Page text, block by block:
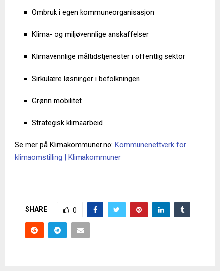
Ombruk i egen kommuneorganisasjon
Klima- og miljøvennlige anskaffelser
Klimavennlige måltidstjenester i offentlig sektor
Sirkulære løsninger i befolkningen
Grønn mobilitet
Strategisk klimaarbeid
Se mer på Klimakommuner.no: Kommunenettverk for
klimaomstilling | Klimakommuner
SHARE 0